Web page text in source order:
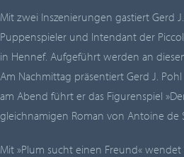
Mit zwei Inszenierungen gastiert Gerd
Puppenspieler und Intendant der
in Hennef. Aufgeführt werden an
Am Nachmittag präsentiert Gerd J.
am Abend führt er das Figurenspiel
gleichnamigen Roman von Antoine de
Mit »Plum sucht einen Freund« wendet